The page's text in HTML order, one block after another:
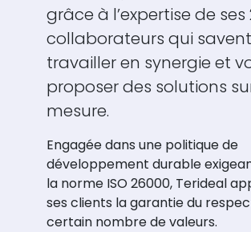
grâce à l’expertise de ses
collaborateurs qui savent
travailler en synergie et
proposer des solutions
mesure.
Engagée dans une politique de
développement durable
la norme ISO 26000, Terideal
ses clients la garantie du
certain nombre de valeurs.